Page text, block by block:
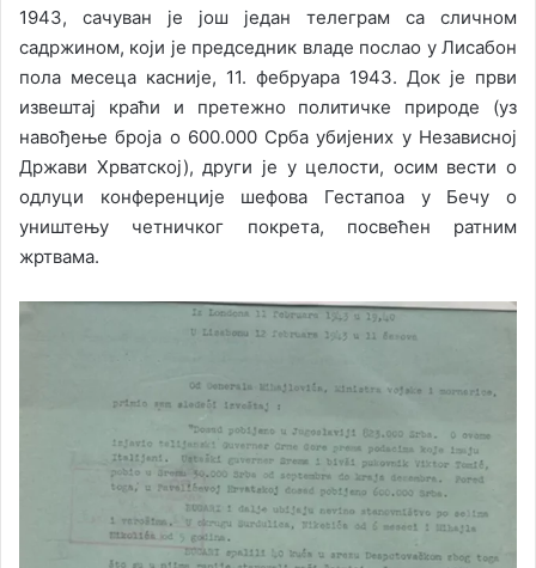
1943, сачуван је још један телеграм са сличном
садржином, који је председник владе послао у Лисабон
пола месеца касније, 11. фебруара 1943. Док је први
извештај краћи и претежно политичке природе (уз
навођење броја о 600.000 Срба убијених у Независној
Држави Хрватској), други је у целости, осим вести о
одлуци конференције шефова Гестапоа у Бечу о
уништењу четничког покрета, посвећен ратним
жртвама.